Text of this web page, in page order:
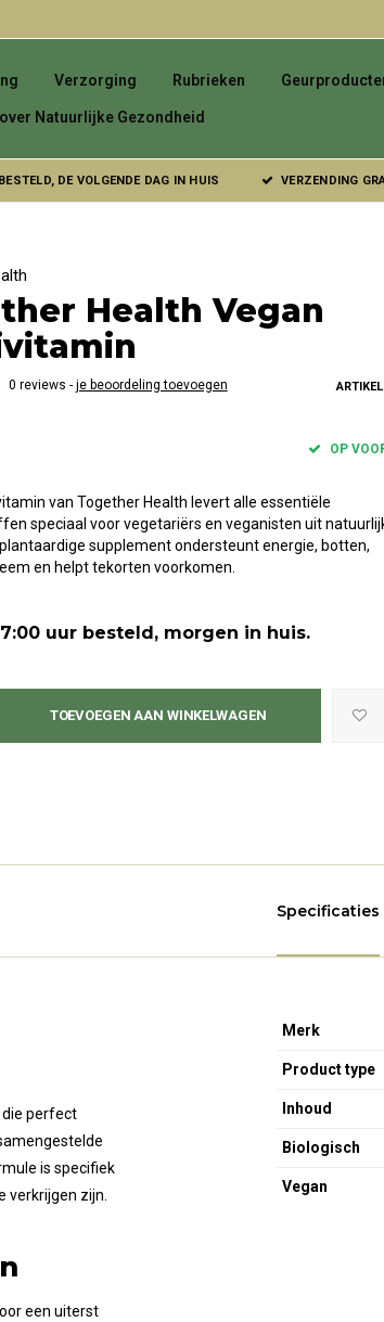
Verzorging Rubrieken
Natuurlijke Gezondheid
DE VOLGENDE DAG IN HUIS VERZENDING
Health Vegan
0 reviews - je beoordeling toevoegen
OP
van Together Health levert alle essentiële
speciaal voor vegetariërs en veganisten uit
supplement ondersteunt energie, botten,
en helpt tekorten voorkomen.
uur besteld, morgen in huis.
TOEVOEGEN AAN WINKELWAGEN
Specificaties
die perfect
is specifiek
verkrijgen zijn.
een uiterst
Merk
Product type
Inhoud
Biologisch
Vegan